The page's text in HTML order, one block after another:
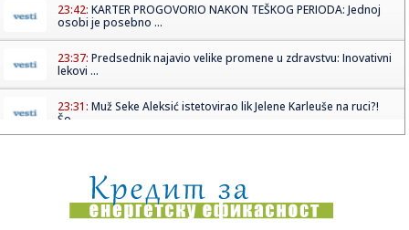
23:42: KARTER PROGOVORIO NAKON TEŠKOG PERIODA: Jednoj
osobi je posebno ...
23:37: Predsednik najavio velike promene u zdravstvu: Inovativni
lekovi ...
23:31: Muž Seke Aleksić istetovirao lik Jelene Karleuše na ruci?!
Šo...
23:23:Dizajner iz Bosne imenovan šefom dizajna McLarena